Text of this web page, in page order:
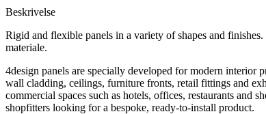
Beskrivelse
Rigid and flexible panels in a variety of shapes and
materiale.
4design panels are specially developed for modern interior
wall cladding, ceilings, furniture fronts, retail fittings and
commercial spaces such as hotels, offices, restaurants and
shopfitters looking for a bespoke, ready-to-install product.